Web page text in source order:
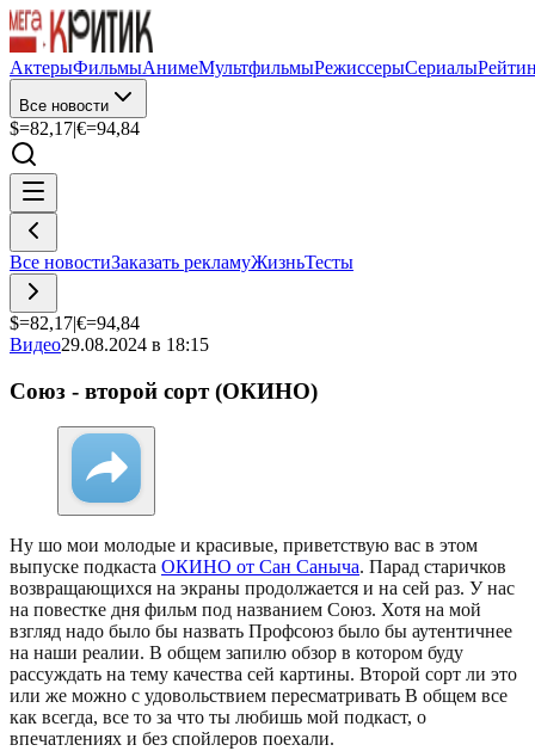
АктерыФильмыАнимеМультфильмыРежиссерыСериалы
Все новости
$=82,17|€=94,84
Все новостиЗаказать рекламуЖизньТесты
$=82,17|€=94,84
Видео29.08.2024 в 18:15
Союз - второй сорт (ОКИНО)
Ну шо мои молодые и красивые, приветствую вас в этом
выпуске подкаста ОКИНО от Сан Саныча. Парад старичков
возвращающихся на экраны продолжается и на сей раз. У нас
на повестке дня фильм под названием Союз. Хотя на мой
взгляд надо было бы назвать Профсоюз было бы аутентичнее
на наши реалии. В общем запилю обзор в котором буду
рассуждать на тему качества сей картины. Второй сорт ли это
или же можно с удовольствием пересматривать В общем все
как всегда, все то за что ты любишь мой подкаст, о
впечатлениях и без спойлеров поехали.